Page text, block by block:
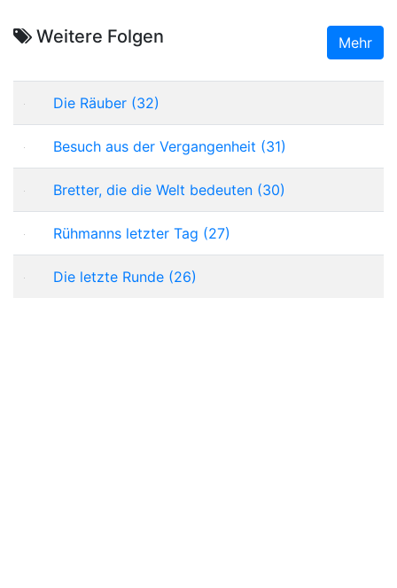
Weitere Folgen Mehr
Die Räuber (32)
Besuch aus der Vergangenheit (31)
Bretter, die die Welt bedeuten (30)
Rühmanns letzter Tag (27)
Die letzte Runde (26)